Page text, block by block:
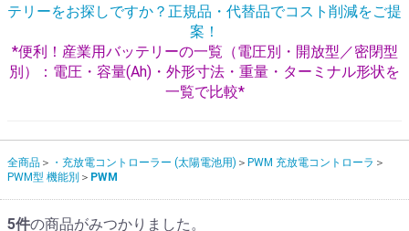
テリーをお探しですか？正規品・代替品でコスト削減をご提
案！
*便利！産業用バッテリーの一覧（電圧別・開放型／密閉型
別）：電圧・容量(Ah)・外形寸法・重量・ターミナル形状を
一覧で比較*
全商品 ・充放電コントローラー (太陽電池用)
PWM 充放電コントローラ
PWM型 機能別
PWM
5件の商品がみつかりました。